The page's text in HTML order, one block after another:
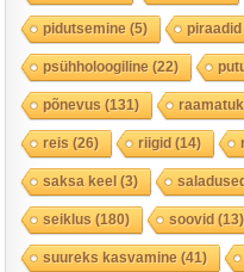
pidutsemine (5) piraadid
psühholoogiline (22)
põnevus (131)
reis (26) riigid(14)
saksa keel(3)
seiklus (180) soovid(13)
suureks kasvamine (41)